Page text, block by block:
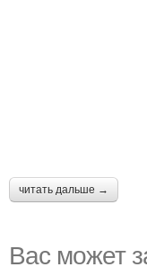
читать дальше →
Вас может